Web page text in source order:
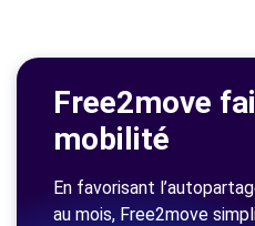
Free2move
mobilité
En favorisant
au mois, Free2move